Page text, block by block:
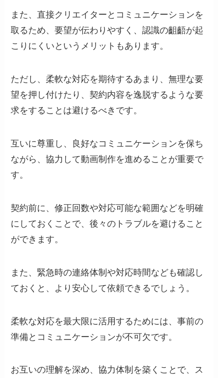
また、直接クリエイターとコミュニケーションを
取るため、要望が伝わりやすく、認識の齟齬が起
こりにくいというメリットもあります。
ただし、柔軟な対応を期待するあまり、無理な要
望を押し付けたり、契約内容を逸脱するような要
求をすることは避けるべきです。
互いに尊重し、良好なコミュニケーションを保ち
ながら、協力して動画制作を進めることが重要で
す。
契約前に、修正回数や対応可能な範囲などを明確
にしておくことで、後々のトラブルを避けること
ができます。
また、緊急時の連絡体制や対応時間なども確認し
ておくと、より安心して依頼できるでしょう。
柔軟な対応を最大限に活用するためには、事前の
準備とコミュニケーションが不可欠です。
お互いの理解を深め、協力体制を築くことで、ス